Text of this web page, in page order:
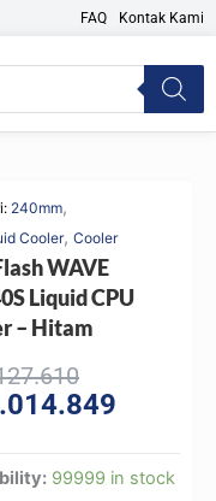
FAQ Kontak Kami
240mm,
Cooler, Cooler
WAVE
Liquid CPU
– Hitam
Original
price
99999 in stock